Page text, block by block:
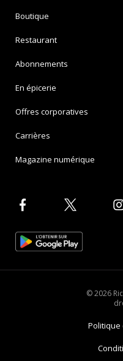
Boutique
Restaurant
Abonnements
En épicerie
Offres corporatives
Carrières
Magazine numérique
© 2026